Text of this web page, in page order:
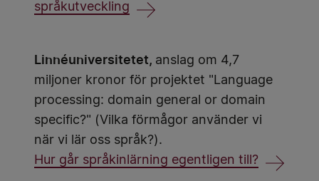
språkutveckling
Linnéuniversitetet, anslag om 4,7
miljoner kronor för projektet "Language
processing: domain general or domain
specific?" (Vilka förmågor använder vi
när vi lär oss språk?).
Hur går språkinlärning egentligen till?